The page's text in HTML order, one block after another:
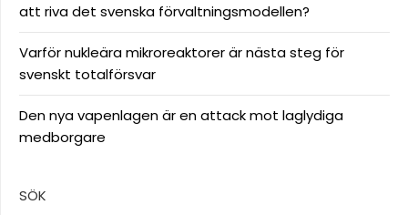
att riva det svenska förvaltningsmodellen?
Varför nukleära mikroreaktorer är nästa steg för
svenskt totalförsvar
Den nya vapenlagen är en attack mot laglydiga
medborgare
SÖK